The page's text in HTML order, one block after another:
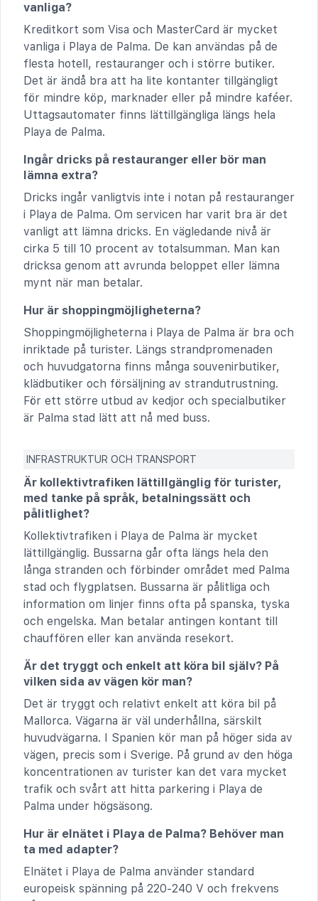
vanliga?
Kreditkort som Visa och MasterCard är mycket
vanliga i Playa de Palma. De kan användas på de
flesta hotell, restauranger och i större butiker.
Det är ändå bra att ha lite kontanter tillgängligt
för mindre köp, marknader eller på mindre kaféer.
Uttagsautomater finns lättillgängliga längs hela
Playa de Palma.
Ingår dricks på restauranger eller bör man
lämna extra?
Dricks ingår vanligtvis inte i notan på restauranger
i Playa de Palma. Om servicen har varit bra är det
vanligt att lämna dricks. En vägledande nivå är
cirka 5 till 10 procent av totalsumman. Man kan
dricksa genom att avrunda beloppet eller lämna
mynt när man betalar.
Hur är shoppingmöjligheterna?
Shoppingmöjligheterna i Playa de Palma är bra och
inriktade på turister. Längs strandpromenaden
och huvudgatorna finns många souvenirbutiker,
klädbutiker och försäljning av strandutrustning.
För ett större utbud av kedjor och specialbutiker
är Palma stad lätt att nå med buss.
INFRASTRUKTUR OCH TRANSPORT
Är kollektivtrafiken lättillgänglig för turister,
med tanke på språk, betalningssätt och
pålitlighet?
Kollektivtrafiken i Playa de Palma är mycket
lättillgänglig. Bussarna går ofta längs hela den
långa stranden och förbinder området med Palma
stad och flygplatsen. Bussarna är pålitliga och
information om linjer finns ofta på spanska, tyska
och engelska. Man betalar antingen kontant till
chauffören eller kan använda resekort.
Är det tryggt och enkelt att köra bil själv? På
vilken sida av vägen kör man?
Det är tryggt och relativt enkelt att köra bil på
Mallorca. Vägarna är väl underhållna, särskilt
huvudvägarna. I Spanien kör man på höger sida av
vägen, precis som i Sverige. På grund av den höga
koncentrationen av turister kan det vara mycket
trafik och svårt att hitta parkering i Playa de
Palma under högsäsong.
Hur är elnätet i Playa de Palma? Behöver man
ta med adapter?
Elnätet i Playa de Palma använder standard
europeisk spänning på 220-240 V och frekvens